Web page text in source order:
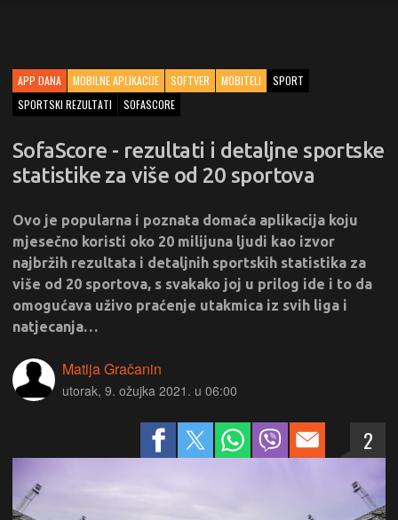
APP DANA MOBILNE APLIKACIJE SOFTVER MOBITELI
SPORT
SPORTSKI REZULTATI
SOFASCORE
SofaScore - rezultati i detaljne sportske
statistike za više od 20 sportova
Ovo je popularna i poznata domaća aplikacija koju
mjesečno koristi oko 20 milijuna ljudi kao izvor
najbržih rezultata i detaljnih sportskih statistika za
više od 20 sportova, s svakako joj u prilog ide i to da
omogućava uživo praćenje utakmica iz svih liga i
natjecanja…
Matija Gračanin
utorak, 9. ožujka 2021. u 06:00
2